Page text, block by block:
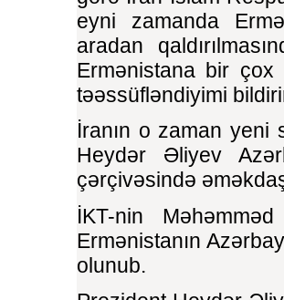
eyni zamanda
aradan
Ermənistana bir
təəssüfləndiyimi
İranın o zaman yeni
Heydər Əliyev
çərçivəsində
İKT-nin
Ermənistanın
olunub.